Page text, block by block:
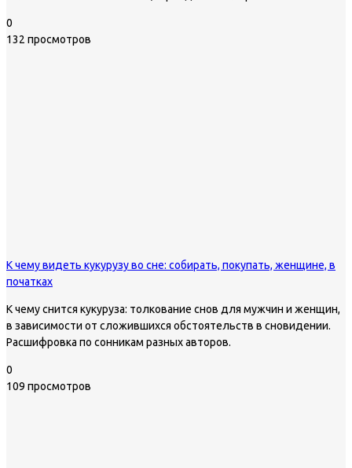
0
132 просмотров
К чему видеть кукурузу во сне: собирать, покупать, женщине, в
початках
К чему снится кукуруза: толкование снов для мужчин и женщин,
в зависимости от сложившихся обстоятельств в сновидении.
Расшифровка по сонникам разных авторов.
0
109 просмотров